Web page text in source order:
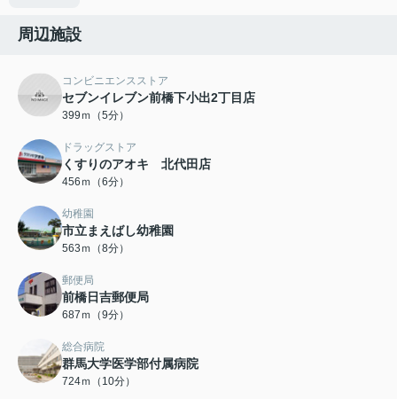
周辺施設
コンビニエンスストア
セブンイレブン前橋下小出2丁目店
399ｍ（5分）
ドラッグストア
くすりのアオキ 北代田店
456ｍ（6分）
幼稚園
市立まえばし幼稚園
563ｍ（8分）
郵便局
前橋日吉郵便局
687ｍ（9分）
総合病院
群馬大学医学部付属病院
724ｍ（10分）